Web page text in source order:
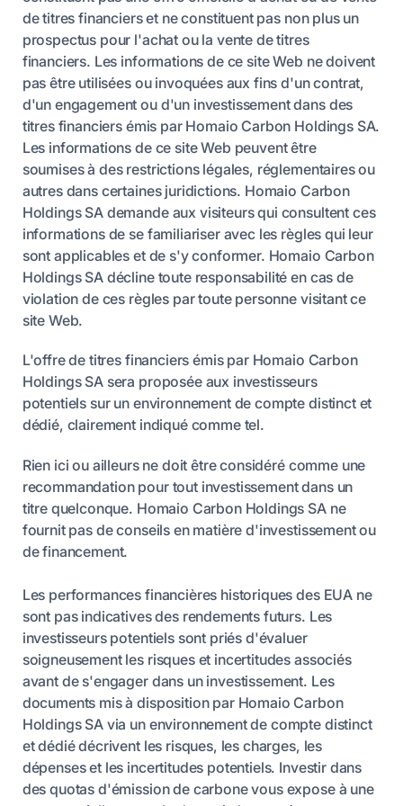
bas-carbone). À
l'heure où la
Chine accélère
sa transition pour
devenir le
premier électro-
état mondial, un
prix du carbone
fort et prévisible
n'est pas une
menace pour
l'Europe : c'est la
condition
nécessaire à sa
réindustrialisation
et à son
indépendance
géopolitique.
de titres financiers et ne constituent pas non plus un
prospectus pour l'achat ou la vente de titres
financiers. Les informations de ce site Web ne doivent
pas être utilisées ou invoquées aux fins d'un contrat,
d'un engagement ou d'un investissement dans des
titres financiers émis par Homaio Carbon Holdings SA.
Les informations de ce site Web peuvent être
soumises à des restrictions légales, réglementaires ou
autres dans certaines juridictions. Homaio Carbon
Holdings SA demande aux visiteurs qui consultent ces
informations de se familiariser avec les règles qui leur
sont applicables et de s'y conformer. Homaio Carbon
Holdings SA décline toute responsabilité en cas de
violation de ces règles par toute personne visitant ce
site Web.
L'offre de titres financiers émis par Homaio Carbon
Holdings SA sera proposée aux investisseurs
potentiels sur un environnement de compte distinct et
dédié, clairement indiqué comme tel.
Rien ici ou ailleurs ne doit être considéré comme une
recommandation pour tout investissement dans un
titre quelconque. Homaio Carbon Holdings SA ne
fournit pas de conseils en matière d'investissement ou
de financement.
Les performances financières historiques des EUA ne
sont pas indicatives des rendements futurs. Les
investisseurs potentiels sont priés d'évaluer
soigneusement les risques et incertitudes associés
avant de s'engager dans un investissement. Les
documents mis à disposition par Homaio Carbon
Holdings SA via un environnement de compte distinct
et dédié décrivent les risques, les charges, les
dépenses et les incertitudes potentiels. Investir dans
des quotas d'émission de carbone vous expose à une